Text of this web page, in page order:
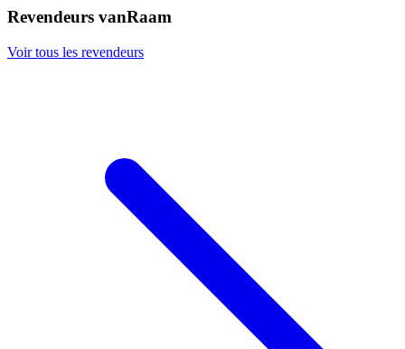
Revendeurs vanRaam
Voir tous les revendeurs